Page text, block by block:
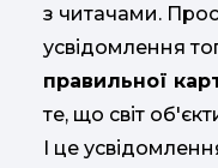
з читачами.
усвідомлення
правильної
те, що світ
І це